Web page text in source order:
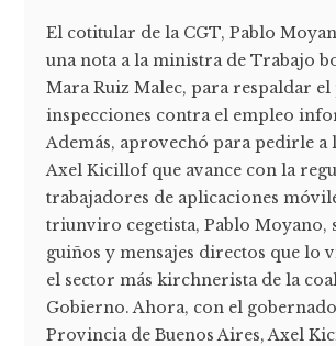
El cotitular de la CGT, Pablo
una nota a la ministra de Trabajo
Mara Ruiz Malec, para respaldar el
inspecciones contra el empleo
Además, aprovechó para pedirle a
Axel Kicillof que avance con la
trabajadores de aplicaciones
triunviro cegetista, Pablo Moyano,
guiños y mensajes directos que lo
el sector más kirchnerista de la
Gobierno. Ahora, con el
Provincia de Buenos Aires, Axel